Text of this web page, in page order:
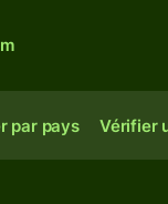
par pays Vérifier